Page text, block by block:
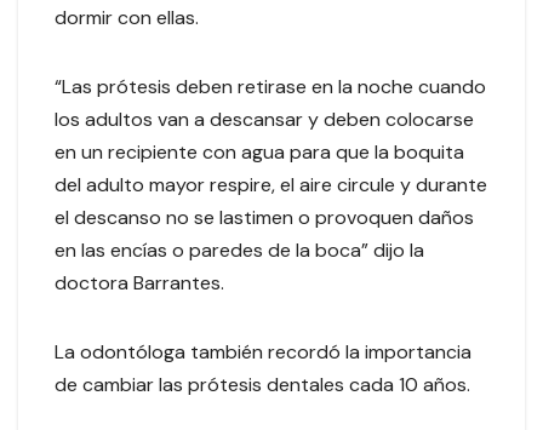
dormir con ellas.
“Las prótesis deben retirase en la noche cuando
los adultos van a descansar y deben colocarse
en un recipiente con agua para que la boquita
del adulto mayor respire, el aire circule y durante
el descanso no se lastimen o provoquen daños
en las encías o paredes de la boca” dijo la
doctora Barrantes.
La odontóloga también recordó la importancia
de cambiar las prótesis dentales cada 10 años.